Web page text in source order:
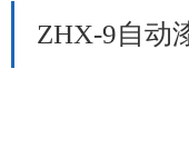
ZHX-9自动